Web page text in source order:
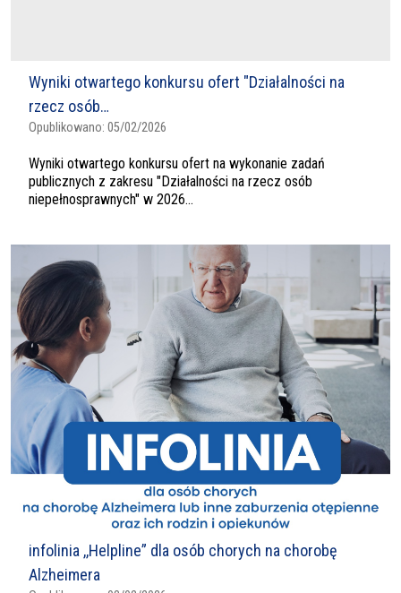
Wyniki otwartego konkursu ofert "Działalności na
rzecz osób…
Opublikowano: 05/02/2026
Wyniki otwartego konkursu ofert na wykonanie zadań
publicznych z zakresu "Działalności na rzecz osób
niepełnosprawnych" w 2026...
infolinia ,,Helpline” dla osób chorych na chorobę
Alzheimera